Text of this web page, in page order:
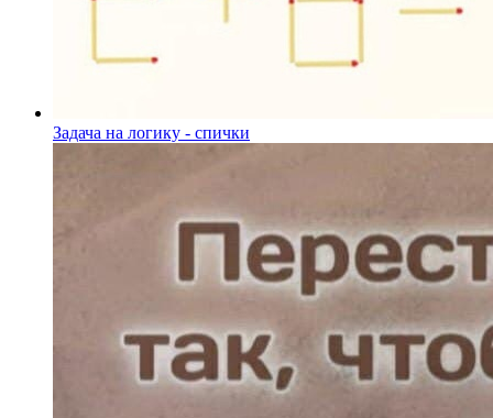
Задача на логику - спички